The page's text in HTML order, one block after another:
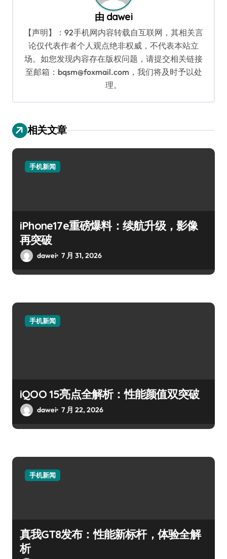
由 dawei
【声明】：92手机网内容转载自互联网，其相关言
论仅代表作者个人观点绝非权威，不代表本站立
场。如您发现内容存在版权问题，请提交相关链接
至邮箱：bqsm@foxmail.com，我们将及时予以处
理。
相关文章
手机新闻
iPhone17e重磅爆料：续航升级，影像
再突破
dawei 7 月 31, 2026
手机新闻
iQOO 15亮点全解析：性能颜值双突破
dawei 7 月 22, 2026
手机新闻
真我GT8发布：性能新标杆，体验全解
析